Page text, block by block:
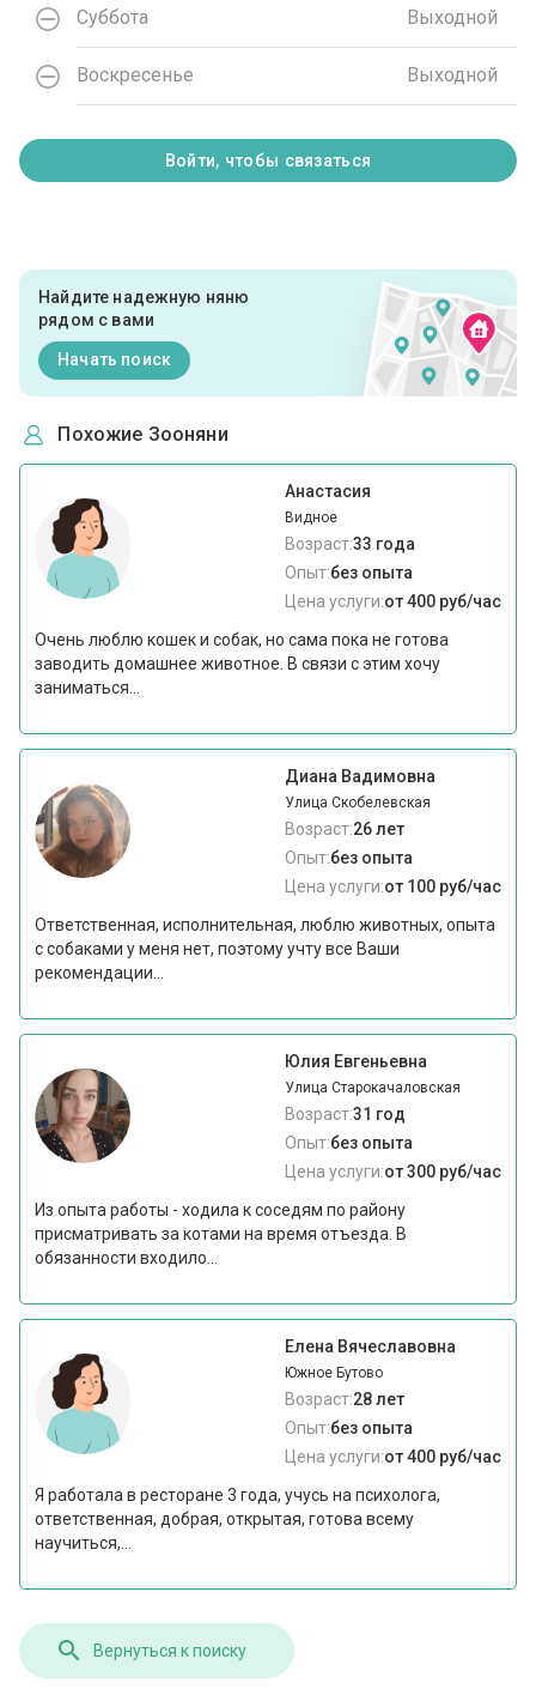
Суббота Выходной
Воскресенье Выходной
Войти, чтобы связаться
Найдите надежную няню
рядом с вами
Начать поиск
Похожие Зооняни
Анастасия
Видное
Возраст:33 года
Опыт:без опыта
Цена услуги:от 400 руб/час
Очень люблю кошек и собак, но сама пока не готова
заводить домашнее животное. В связи с этим хочу
заниматься...
Диана Вадимовна
Улица Скобелевская
Возраст:26 лет
Опыт:без опыта
Цена услуги:от 100 руб/час
Ответственная, исполнительная, люблю животных, опыта
с собаками у меня нет, поэтому учту все Ваши
рекомендации...
Юлия Евгеньевна
Улица Старокачаловская
Возраст:31 год
Опыт:без опыта
Цена услуги:от 300 руб/час
Из опыта работы - ходила к соседям по району
присматривать за котами на время отъезда. В
обязанности входило...
Елена Вячеславовна
Южное Бутово
Возраст:28 лет
Опыт:без опыта
Цена услуги:от 400 руб/час
Я работала в ресторане 3 года, учусь на психолога,
ответственная, добрая, открытая, готова всему
научиться,...
Вернуться к поиску